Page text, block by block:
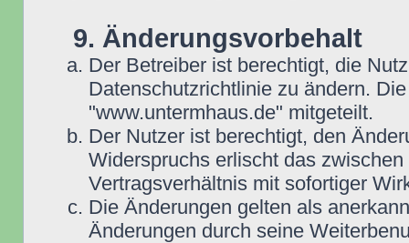
9. Änderungsvorbehalt
Der Betreiber ist berechtigt, die
Datenschutzrichtlinie zu ändern.
"www.untermhaus.de" mitgeteilt.
Der Nutzer ist berechtigt, den
Widerspruchs erlischt das
Vertragsverhältnis mit sofortiger
Die Änderungen gelten als
Änderungen durch seine